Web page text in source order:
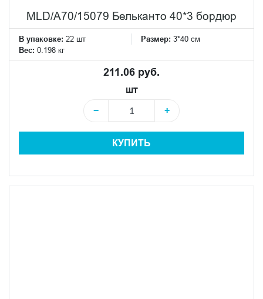
MLD/A70/15079 Бельканто 40*3 бордюр
В упаковке: 22 шт Размер: 3*40 см
Вес: 0.198 кг
211.06 руб.
шт
−
+
КУПИТЬ